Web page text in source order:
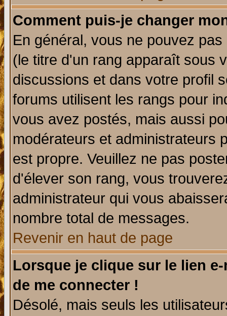
Comment puis-je changer
En général, vous ne pouvez
(le titre d'un rang apparaît sous
discussions et dans votre profil
forums utilisent les rangs pour
vous avez postés, mais aussi
modérateurs et administrateurs
est propre. Veuillez ne pas
d'élever son rang, vous
administrateur qui vous
nombre total de messages.
Revenir en haut de page
Lorsque je clique sur le lien
de me connecter !
Désolé, mais seuls les